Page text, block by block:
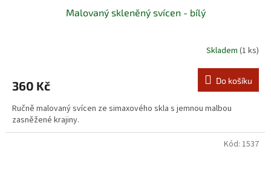
Malovaný skleněný svícen - bílý
Skladem (1 ks)
360 Kč Do košíku
Ručně malovaný svícen ze simaxového skla s jemnou malbou
zasněžené krajiny.
Kód: 1537